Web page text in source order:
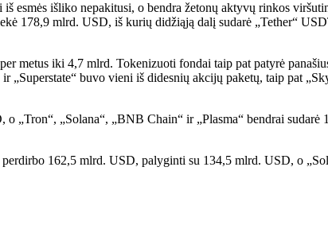
esmės išliko nepakitusi, o bendra žetonų aktyvų rinkos
178,9 mlrd. USD, iš kurių didžiąją dalį sudarė „Tether“
metus iki 4,7 mlrd. Tokenizuoti fondai taip pat patyrė
buvo vieni iš didesnių akcijų paketų, taip pat
„Solana“, „BNB Chain“ ir „Plasma“ bendrai sudarė
162,5 mlrd. USD, palyginti su 134,5 mlrd. USD, o